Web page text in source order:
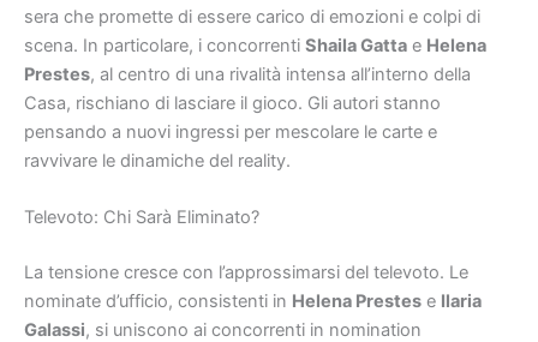
sera che promette di essere carico di emozioni e colpi di
scena. In particolare, i concorrenti Shaila Gatta e Helena
Prestes, al centro di una rivalità intensa all’interno della
Casa, rischiano di lasciare il gioco. Gli autori stanno
pensando a nuovi ingressi per mescolare le carte e
ravvivare le dinamiche del reality.
Televoto: Chi Sarà Eliminato?
La tensione cresce con l’approssimarsi del televoto. Le
nominate d’ufficio, consistenti in Helena Prestes e Ilaria
Galassi, si uniscono ai concorrenti in nomination